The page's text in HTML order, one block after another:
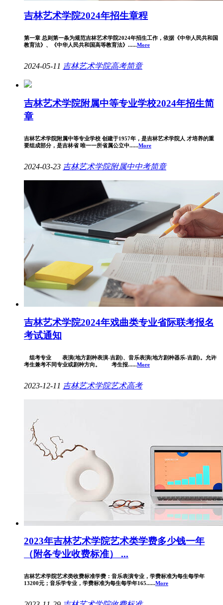
吉林艺术学院2024年招生章程
第一章 总则第一条为规范吉林艺术学院2024年招生工作，依据《中华人民共和国
教育法》、《中华人民共和国高等教育法》......More
2024-05-11 吉林艺术学院高考简章
吉林艺术学院附属中等专业学校2024年招生简
章
吉林艺术学院附属中等专业学校 创建于1957年，是吉林艺术学院人 才培养的重
要组成部分，是吉林省 唯一一所省属公立中......More
2024-03-23 吉林艺术学院附属中中考简章
吉林艺术学院2024年戏曲类专业省际联考报名
考试通知
组考专业 表演(地方剧种表演-吉剧)、音乐表演(地方剧种器乐-吉剧)。允许
考生兼考不同专业或剧种方向。 考生报......More
2023-12-11 吉林艺术学院艺术高考
2023年吉林艺术学院艺术类学费多少钱一年
（附各专业收费标准） ...
吉林艺术学院艺术类收费标准学费：音乐表演专业，学费标准为每生每学年
13200元；音乐学专业，学费标准为每生每学年165......More